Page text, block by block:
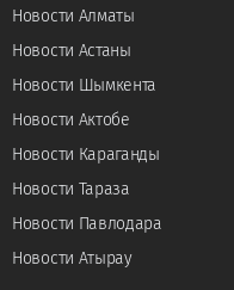
Новости Алматы
Новости Астаны
Новости Шымкента
Новости Актобе
Новости Караганды
Новости Тараза
Новости Павлодара
Новости Атырау